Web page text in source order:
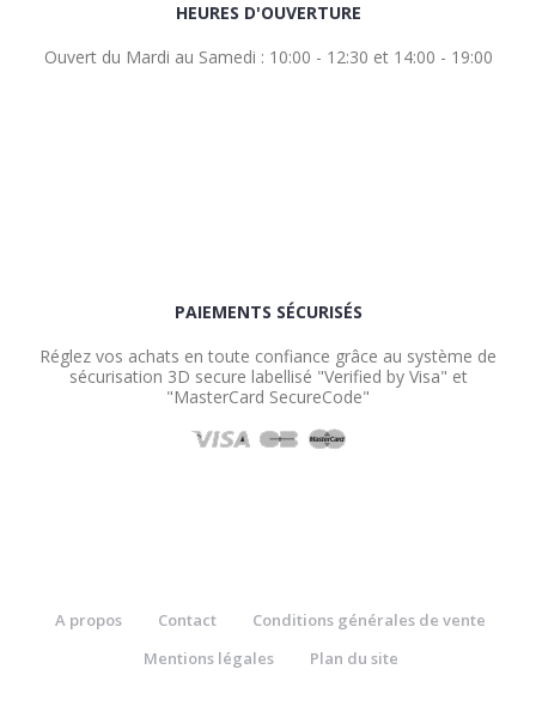
HEURES D'OUVERTURE
Ouvert du Mardi au Samedi : 10:00 - 12:30 et 14:00 - 19:00
PAIEMENTS SÉCURISÉS
Réglez vos achats en toute confiance grâce au système de
sécurisation 3D secure labellisé "Verified by Visa" et
"MasterCard SecureCode"
A propos Contact
Conditions générales de vente
Mentions légales
Plan du site